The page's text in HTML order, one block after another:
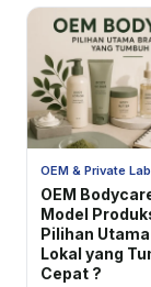
OEM & Private
OEM
Model
Pilihan
Lokal yang
Cepat ?